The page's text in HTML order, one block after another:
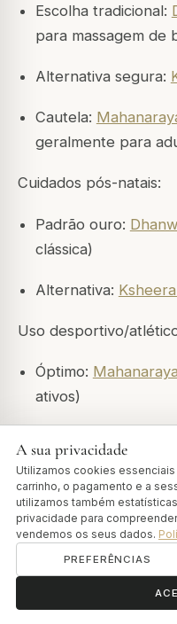
Escolha tradicional:
para massagem de
Alternativa segura:
Cautela:
geralmente para
Cuidados pós-natais:
Padrão ouro:
clássica)
Alternativa:
Uso desportivo/
Óptimo:
ativos)
Matriz de
Óleo
Por Aplicação
A sua privacidade
Utilizamos cookies
carrinho, o pagamento e a
utilizamos também
privacidade para
vendemos os seus dados.
PREFERÊNCIAS